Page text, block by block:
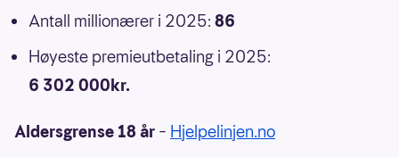
Antall millionærer i 2025: 86
Høyeste premieutbetaling i 2025:
6 302 000kr.
Aldersgrense 18 år – Hjelpelinjen.no